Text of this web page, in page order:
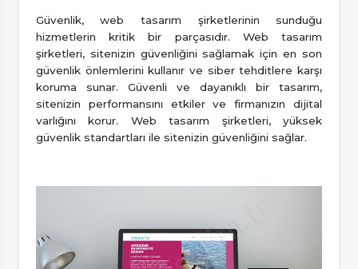
Güvenlik, web tasarım şirketlerinin sunduğu
hizmetlerin kritik bir parçasıdır. Web tasarım
şirketleri, sitenizin güvenliğini sağlamak için en son
güvenlik önlemlerini kullanır ve siber tehditlere karşı
koruma sunar. Güvenli ve dayanıklı bir tasarım,
sitenizin performansını etkiler ve firmanızın dijital
varlığını korur. Web tasarım şirketleri, yüksek
güvenlik standartları ile sitenizin güvenliğini sağlar.